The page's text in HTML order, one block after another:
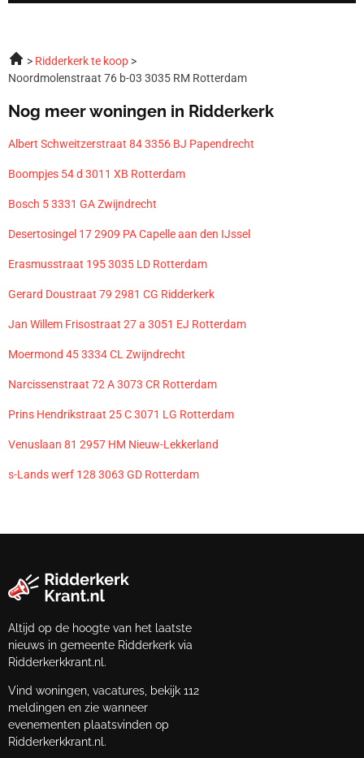
Ridderkerk te koop
Noordmolenstraat 76 b-03 3035 RM Rotterdam
Nog meer woningen in Ridderkerk
Albert Schweitzerstraat 84 3356 BJ Papendrecht
Boompjes 54 d 3011 XB Rotterdam
Bosch 5 3331 GA Zwijndrecht
Desertosingel 17 2909 PA Capelle aan den IJssel
Erasmusstraat 195 3035 LD Rotterdam
Gerard Doustraat 79 2981 CG Ridderkerk
Jan Willem Frisostraat 27 a 3051 EJ Rotterdam
Moermond 45 3334 CL Zwijndrecht
Narcissenstraat 72 A 3073 CR Rotterdam
Prins Hendrikstraat 25 C 3071 LG Rotterdam
Venuslaan 81 2957 HM Nieuw-Lekkerland
s-Lands werf 128 3063 GD Rotterdam
Altijd op de hoogte van het laatste
nieuws in gemeente Ridderkerk via
Ridderkerkkrant.nl.
Vind woningen, vacatures, bekijk 112
meldingen en zie wanneer
evenementen plaatsvinden op
Ridderkerkkrant.nl.